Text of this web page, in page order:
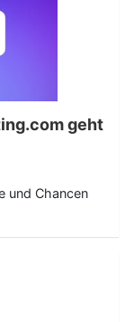
geht
und Chancen